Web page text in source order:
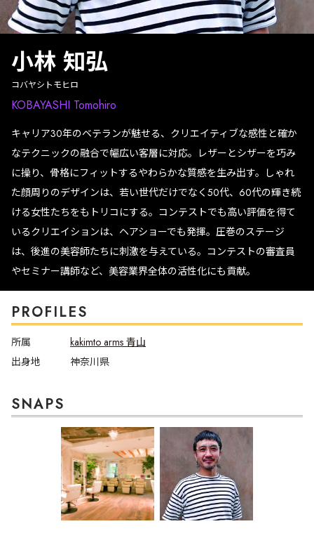
小林 知弘
コバヤシトモヒロ
KOBAYASHI Tomohiro
キャリア30年のベテランが魅せる、クリエイティブな感性と確か
なテクニックの融合で幅広い客層に対応。レザーとシザーを巧み
に操り、骨格にフィットするやわらかな質感を生み出す。しゃれ
た顔周りのデザインは、若い世代だけでなく50代、60代の輝き続
ける女性たちをもトリコにする。コンテストでも高い評価を得て
いるクリエイションは、ヘアショーでも発揮。圧巻のステージ
は、後進の美容師たちに刺激を与えている。コンテストの審査員
やセミナー講師など、美容業界全体の活性化にも貢献。
PROFILES
所属
kakimto arms 青山
出身地
神奈川県
SNAPS